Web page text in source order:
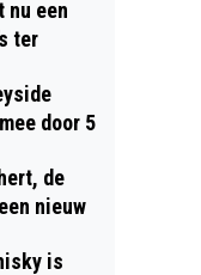
nu een
ter
door 5
de
nieuw
is